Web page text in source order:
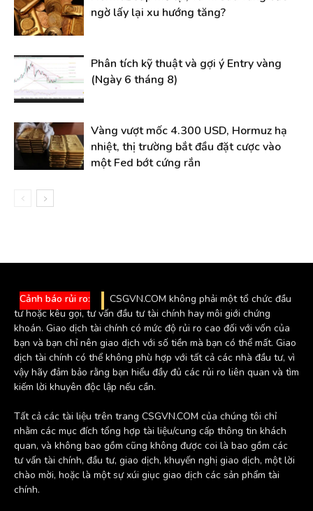
ngờ lấy lại xu hướng tăng?
Phân tích kỹ thuật và gợi ý Entry vàng
(Ngày 6 tháng 8)
Vàng vượt mốc 4.300 USD, Hormuz hạ
nhiệt, thị trường bắt đầu đặt cược vào
một Fed bớt cứng rắn
Cảnh báo rủi ro:
CSGVN.COM không phải một tổ chức đầu
tư hoặc kêu gọi, tư vấn đầu tư tài chính hay môi giới chứng
khoán. Giao dịch tài chính có mức độ rủi ro cao đối với vốn của
bạn và bạn chỉ nên giao dịch với số tiền mà bạn có thể mất. Giao
dịch tài chính có thể không phù hợp với tất cả các nhà đầu tư, vì
vậy hãy đảm bảo rằng bạn hiểu đầy đủ các rủi ro liên quan và tìm
kiếm lời khuyên độc lập nếu cần.
Tất cả các tài liệu trên trang CSGVN.COM của chúng tôi chỉ
nhằm các mục đích tổng hợp tài liệu/cung cấp thông tin khách
quan, và không bao gồm cũng không được coi là bao gồm các
tư vấn tài chính, đầu tư, giao dịch, khuyến nghị giao dịch, một lời
chào mời, hoặc là một sự xúi giục giao dịch các sản phẩm tài
chính.